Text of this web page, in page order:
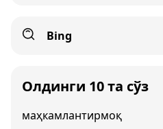
Bing
Олдинги 10 та сўз
маҳкамлантирмоқ